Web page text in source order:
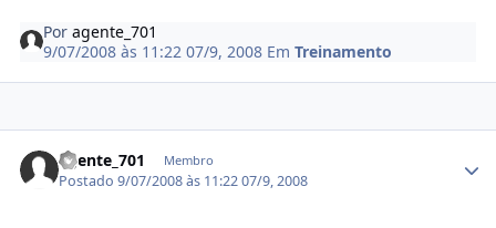
Poragente_701
9/07/2008 às 11:2207/9, 2008 EmTreinamento
agente_701 Membro
Postado9/07/2008 às 11:2207/9, 2008